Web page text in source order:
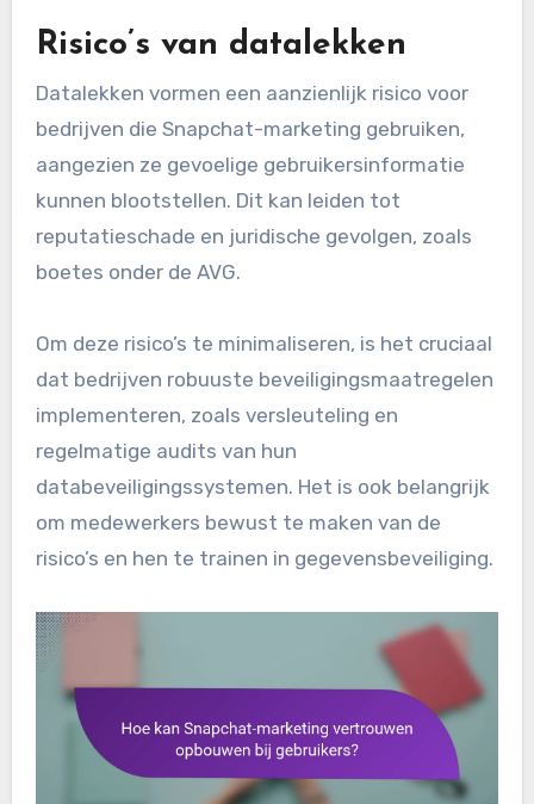
Risico’s van datalekken
Datalekken vormen een aanzienlijk risico voor
bedrijven die Snapchat-marketing gebruiken,
aangezien ze gevoelige gebruikersinformatie
kunnen blootstellen. Dit kan leiden tot
reputatieschade en juridische gevolgen, zoals
boetes onder de AVG.
Om deze risico’s te minimaliseren, is het cruciaal
dat bedrijven robuuste beveiligingsmaatregelen
implementeren, zoals versleuteling en
regelmatige audits van hun
databeveiligingssystemen. Het is ook belangrijk
om medewerkers bewust te maken van de
risico’s en hen te trainen in gegevensbeveiliging.